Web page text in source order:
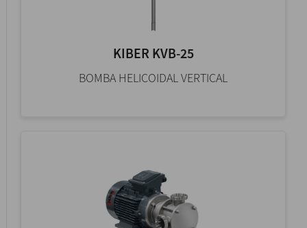
KIBER KVB-25
BOMBA HELICOIDAL VERTICAL